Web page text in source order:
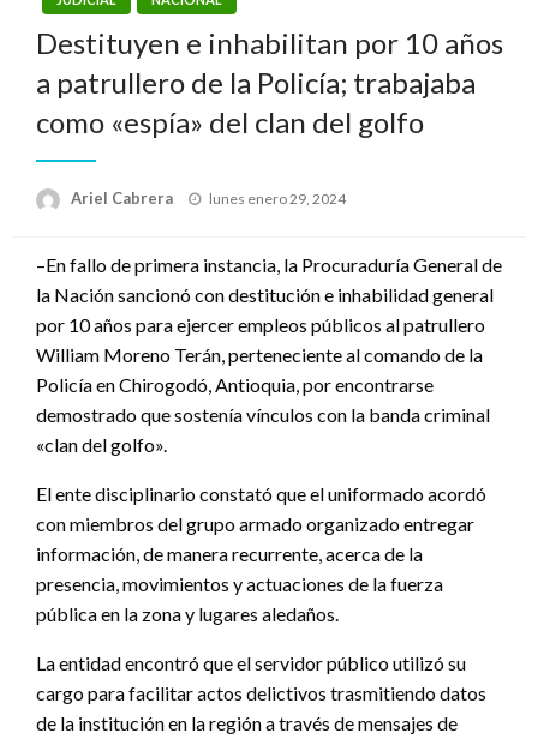
Destituyen e inhabilitan por 10 años
a patrullero de la Policía; trabajaba
como «espía» del clan del golfo
Ariel Cabrera
Publicado
lunes enero 29, 2024
–En fallo de primera instancia, la Procuraduría General de
la Nación sancionó con destitución e inhabilidad general
por 10 años para ejercer empleos públicos al patrullero
William Moreno Terán, perteneciente al comando de la
Policía en Chirogodó, Antioquia, por encontrarse
demostrado que sostenía vínculos con la banda criminal
«clan del golfo».
El ente disciplinario constató que el uniformado acordó
con miembros del grupo armado organizado entregar
información, de manera recurrente, acerca de la
presencia, movimientos y actuaciones de la fuerza
pública en la zona y lugares aledaños.
La entidad encontró que el servidor público utilizó su
cargo para facilitar actos delictivos trasmitiendo datos
de la institución en la región a través de mensajes de